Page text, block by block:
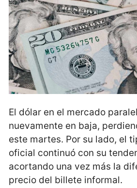
El dólar en el mercado
nuevamente en baja,
este martes. Por su lado, el
oficial continuó con su
acortando una vez más la
precio del billete informal.